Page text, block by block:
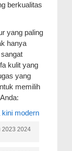
berkualitas
yang paling
hanya
kulit yang
yang
memilih
modern
2023 2024